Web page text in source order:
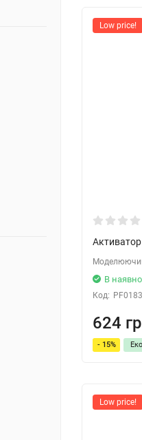
Low price!
Активатор
В
Код:
624
- 15%
Low price!